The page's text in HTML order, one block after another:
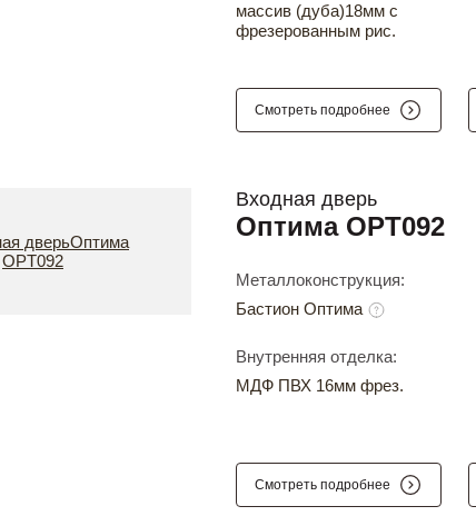
массив (дуба)18мм с
фрезерованным рис.
Смотреть подробнее
Входная дверь
Оптима OPT092
Металлоконструкция:
Бастион Оптима
Внутренняя отделка:
МДФ ПВХ 16мм фрез.
Смотреть подробнее